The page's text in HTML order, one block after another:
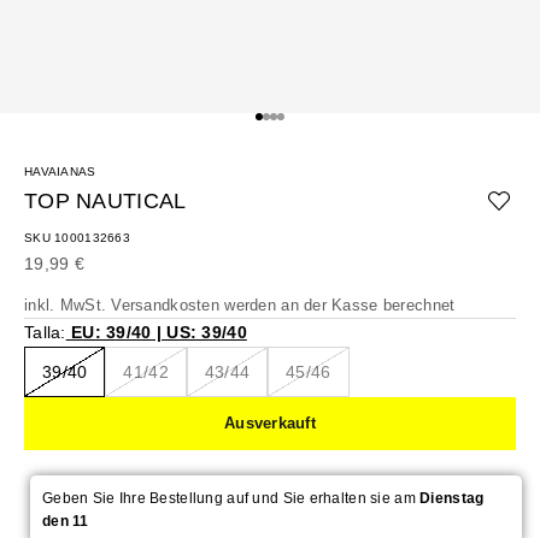
Gehe zu Element 1
Gehe zu Element 2
Gehe zu Element 3
Gehe zu Element 4
HAVAIANAS
TOP NAUTICAL
SKU 1000132663
Angebot
19,99 €
inkl. MwSt.Versandkosten werden an der Kasse berechnet
Talla: EU: 39/40 | US: 39/40
39/40 41/42 43/44 45/46
Ausverkauft
Geben Sie Ihre Bestellung auf und Sie erhalten sie amDienstag
den 11